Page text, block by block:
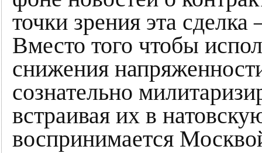
точки зрения эта
Вместо того чтобы
снижения
сознательно
встраивая их в
воспринимается